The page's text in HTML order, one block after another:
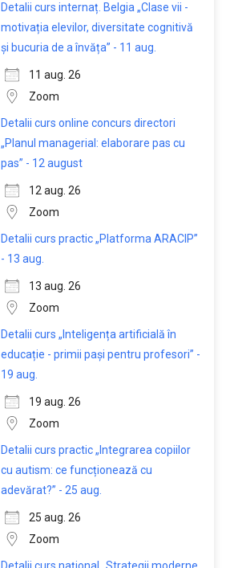
Detalii curs internaț. Belgia „Clase vii -
motivația elevilor, diversitate cognitivă
și bucuria de a învăța” - 11 aug.
11 aug. 26
Zoom
Detalii curs online concurs directori
„Planul managerial: elaborare pas cu
pas” - 12 august
12 aug. 26
Zoom
Detalii curs practic „Platforma ARACIP”
- 13 aug.
13 aug. 26
Zoom
Detalii curs „Inteligența artificială în
educație - primii pași pentru profesori” -
19 aug.
19 aug. 26
Zoom
Detalii curs practic „Integrarea copiilor
cu autism: ce funcționează cu
adevărat?” - 25 aug.
25 aug. 26
Zoom